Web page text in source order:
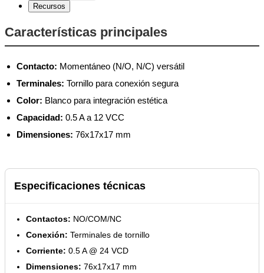
Recursos
Características principales
Contacto: Momentáneo (N/O, N/C) versátil
Terminales: Tornillo para conexión segura
Color: Blanco para integración estética
Capacidad: 0.5 A a 12 VCC
Dimensiones: 76x17x17 mm
Especificaciones técnicas
Contactos: NO/COM/NC
Conexión: Terminales de tornillo
Corriente: 0.5 A @ 24 VCD
Dimensiones: 76x17x17 mm